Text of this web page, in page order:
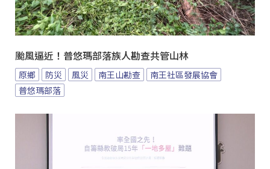
颱風逼近！普悠瑪部落族人勘查共管山林
原鄉 防災 風災 南王山勘查
南王社區發展協會
普悠瑪部落